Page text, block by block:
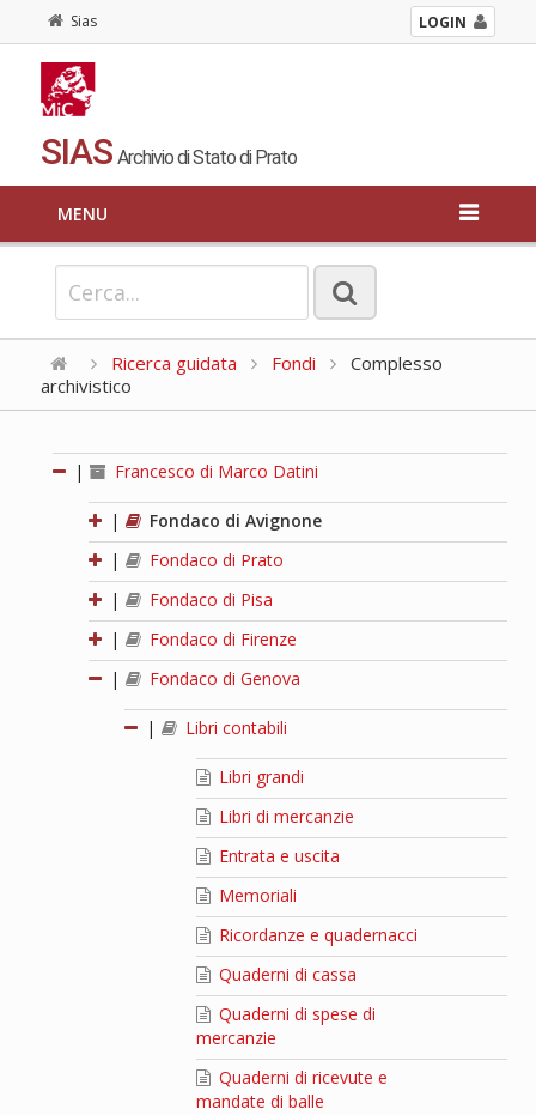
Sias LOGIN
SIAS Archivio di Stato di Prato
MENU
Ricerca guidata Fondi
Complesso
archivistico
| Francesco di Marco Datini
|
Fondaco di Avignone
|
Fondaco di Prato
|
Fondaco di Pisa
|
Fondaco di Firenze
|
Fondaco di Genova
| Libri contabili
Libri grandi
Libri di mercanzie
Entrata e uscita
Memoriali
Ricordanze e quadernacci
Quaderni di cassa
Quaderni di spese di
mercanzie
Quaderni di ricevute e
mandate di balle